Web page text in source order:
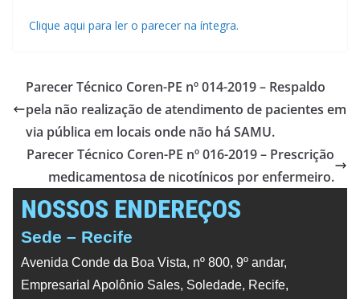
Clique aqui para ler o parecer na íntegra.
Parecer Técnico Coren-PE nº 014-2019 – Respaldo
pela não realização de atendimento de pacientes em
via pública em locais onde não há SAMU.
Parecer Técnico Coren-PE nº 016-2019 – Prescrição
medicamentosa de nicotínicos por enfermeiro.
NOSSOS ENDEREÇOS
Sede – Recife
Avenida Conde da Boa Vista, nº 800, 9º andar,
Empresarial Apolônio Sales, Soledade, Recife,